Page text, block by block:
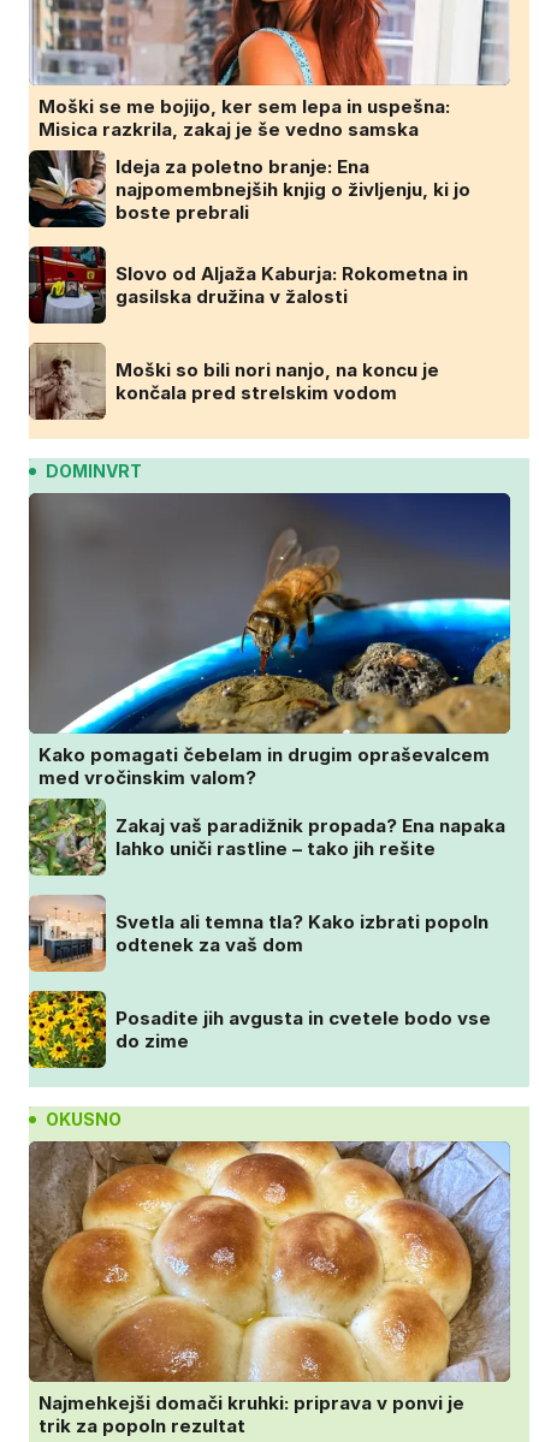
Moški se me bojijo, ker sem lepa in uspešna:
Misica razkrila, zakaj je še vedno samska
Ideja za poletno branje: Ena
najpomembnejših knjig o življenju, ki jo
boste prebrali
Slovo od Aljaža Kaburja: Rokometna in
gasilska družina v žalosti
Moški so bili nori nanjo, na koncu je
končala pred strelskim vodom
DOMINVRT
Kako pomagati čebelam in drugim opraševalcem
med vročinskim valom?
Zakaj vaš paradižnik propada? Ena napaka
lahko uniči rastline – tako jih rešite
Svetla ali temna tla? Kako izbrati popoln
odtenek za vaš dom
Posadite jih avgusta in cvetele bodo vse
do zime
OKUSNO
Najmehkejši domači kruhki: priprava v ponvi je
trik za popoln rezultat